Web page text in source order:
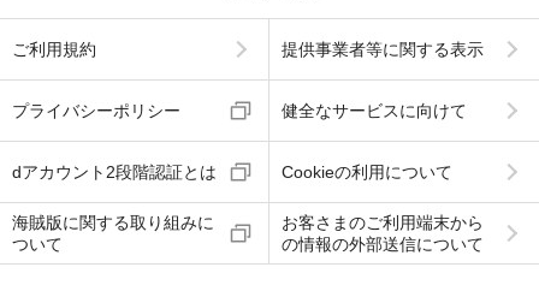
ご利用規約 提供事業者等に関する表示
プライバシーポリシー 健全なサービスに向けて
dアカウント2段階認証とは Cookieの利用について
海賊版に関する取り組みに
ついて
お客さまのご利用端末から
の情報の外部送信について